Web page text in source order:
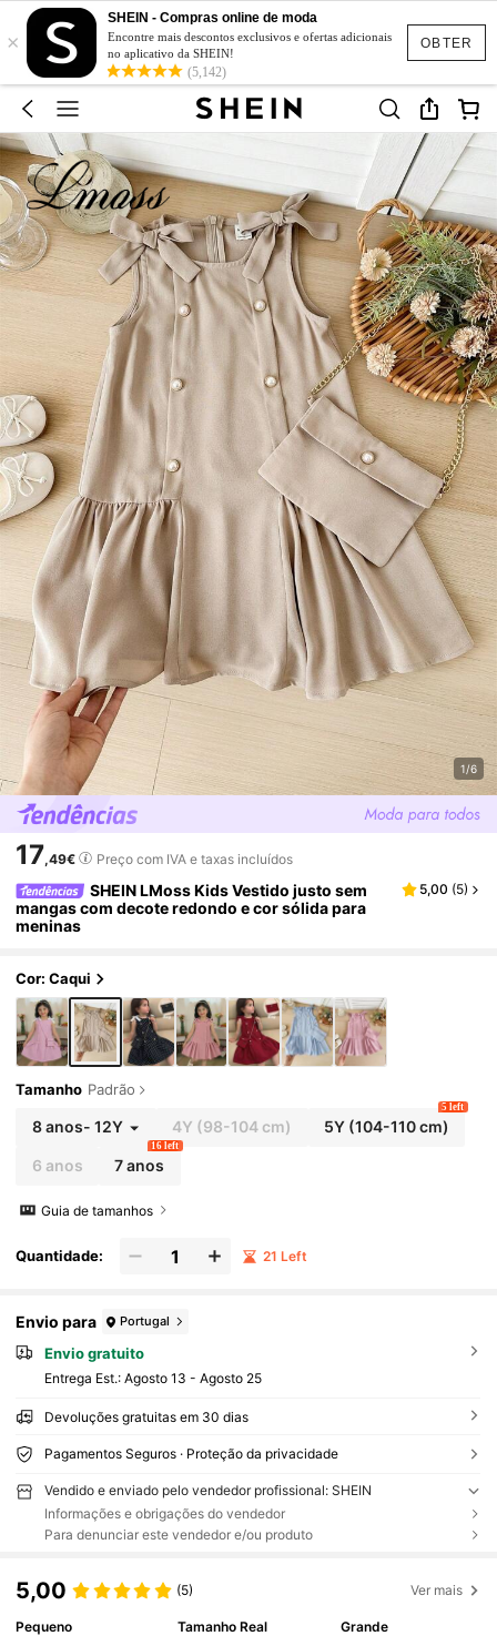
OBTER
×
SHEIN - Compras online de moda
Encontre mais descontos exclusivos e ofertas adicionais
no aplicativo da SHEIN!
(5,142)
1/6
17,49€ Preço com IVA e taxas incluídos
SHEIN LMoss Kids Vestido justo sem
mangas com decote redondo e cor sólida para
meninas
5,00 (5)
Cor: Caqui
Tamanho Padrão
8 anos- 12Y 4Y (98-104 cm) 5Y (104-110 cm)
5 left
6 anos 7 anos
16 left
Guia de tamanhos
Quantidade: 21 Left
Envio para Portugal
Envio gratuito
Entrega Est.: Agosto 13 - Agosto 25
Devoluções gratuitas em 30 dias
Pagamentos Seguros · Proteção da privacidade
Vendido e enviado pelo vendedor profissional: SHEIN
Informações e obrigações do vendedor
Para denunciar este vendedor e/ou produto
5,00 (5) Ver mais
Pequeno
Tamanho Real
Grande